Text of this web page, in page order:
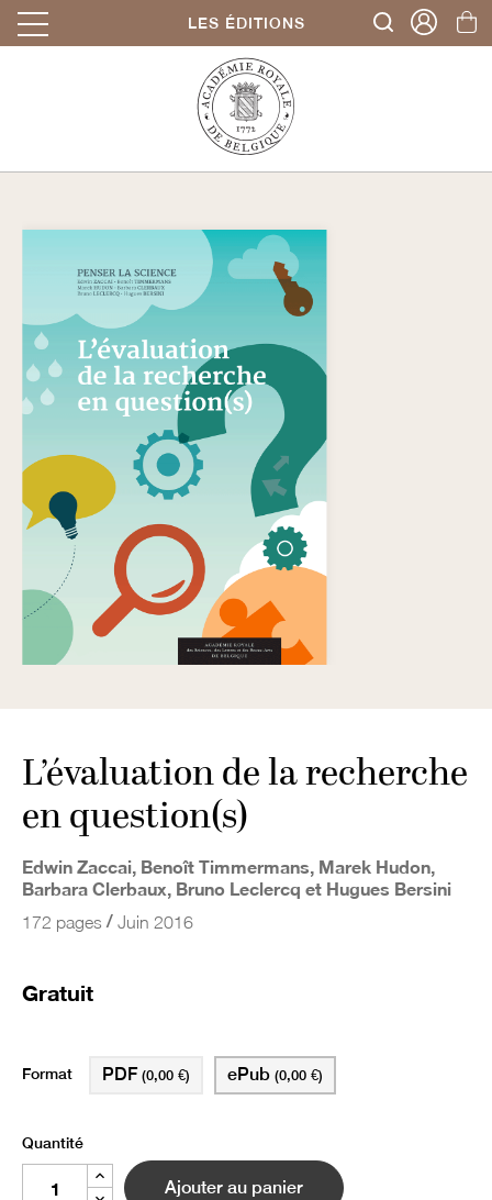
LES ÉDITIONS
L’évaluation de la recherche
en question(s)
Edwin Zaccai, Benoît Timmermans, Marek Hudon,
Barbara Clerbaux, Bruno Leclercq et Hugues Bersini
172 pages / Juin 2016
Gratuit
Format ePub (0,00 €)
PDF (0,00 €)
Quantité
Ajouter au panier